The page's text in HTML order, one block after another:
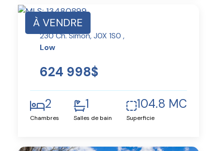
À VENDRE
230 Ch. Simon, J0X 1S0 ,
Low
624 998$
2
Chambres
1
Salles de bain
104.8 MC
Superficie